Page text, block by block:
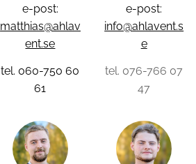
e-post:
matthias@ahlav
ent.se
tel. 060-750 60
61
e-post:
info@ahlavent.s
e
tel. 076-766 07
47